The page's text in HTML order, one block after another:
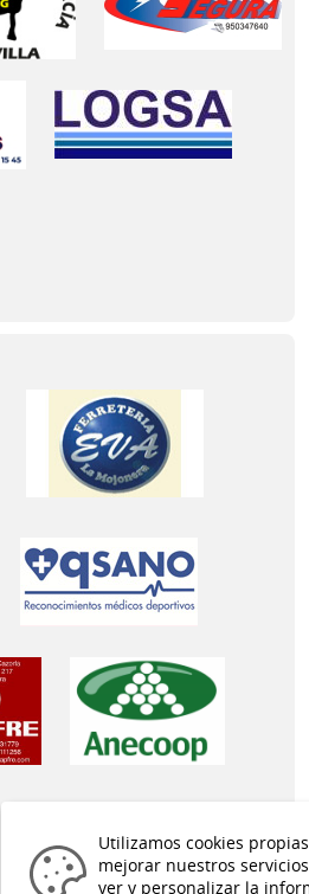
Utilizamos cookies
mejorar nuestros
ver y personalizar la